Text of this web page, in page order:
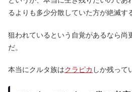
るよりも多少分散していた方が絶滅す
狙われているという自覚があるなら尚
だ。
本当にクルタ族はクラピカ しか残って